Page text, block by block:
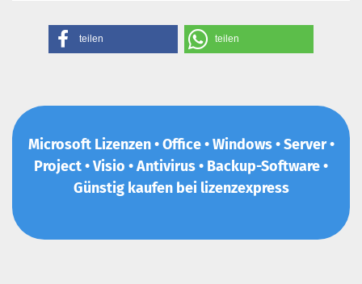
teilen teilen
Microsoft Lizenzen • Office • Windows • Server •
Project • Visio • Antivirus • Backup-Software •
Günstig kaufen bei lizenzexpress